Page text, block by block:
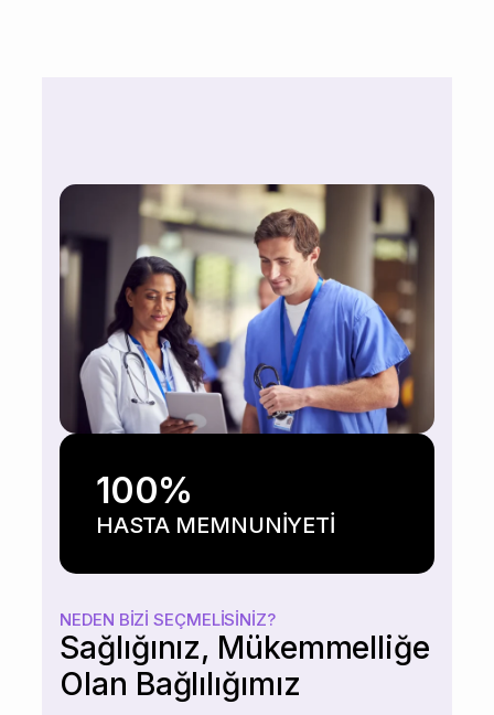
NEDEN BIZI SEÇMELISINIZ?
Sağlığınız, Mükemmelliğe
Olan Bağlılığımız
100%
HASTA MEMNUNİYETİ